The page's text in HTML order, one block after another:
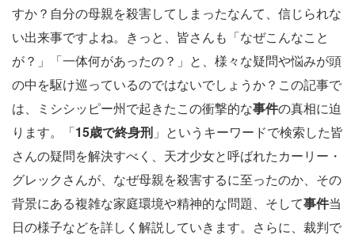
すか？自分の母親を殺害してしまったなんて、信じられな
い出来事ですよね。きっと、皆さんも「なぜこんなこと
が？」「一体何があったの？」と、様々な疑問や悩みが頭
の中を駆け巡っているのではないでしょうか？この記事で
は、ミシシッピー州で起きたこの衝撃的な事件の真相に迫
ります。「15歳で終身刑 」というキーワードで検索した皆
さんの疑問を解決すべく、天才少女と呼ばれたカーリー・
グレックさんが、なぜ母親を殺害するに至ったのか、その
背景にある複雑な家庭環境や精神的な問題、そして事件当
日の様子などを詳しく解説していきます。さらに、裁判で